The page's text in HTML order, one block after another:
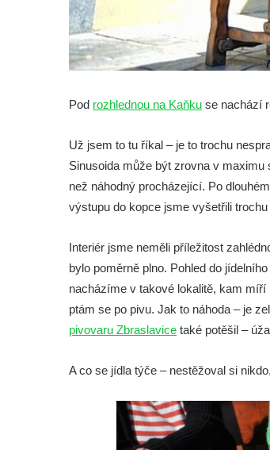
Pod rozhlednou na Kaňku se nachází
Už jsem to tu říkal – je to trochu
Sinusoida může být zrovna v
než náhodný procházející. Po
výstupu do kopce jsme vyšetřili
Interiér jsme neměli příležitost
bylo poměrně plno. Pohled do
nacházíme v takové lokalitě, kam míří
ptám se po pivu. Jak to náhoda – je
pivovaru Zbraslavice také potěšil –
A co se jídla týče – nestěžoval si